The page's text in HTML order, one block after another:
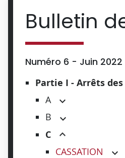
Bulletin
Numéro 6 - Juin 2022
Partie I - Arrêts
A
B
C
CASSATION